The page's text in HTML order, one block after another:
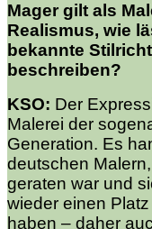
Mager gilt als
Realismus, wie
bekannte
beschreiben?
KSO: Der
Malerei der
Generation. Es
deutschen
geraten war und
wieder einen
haben – daher